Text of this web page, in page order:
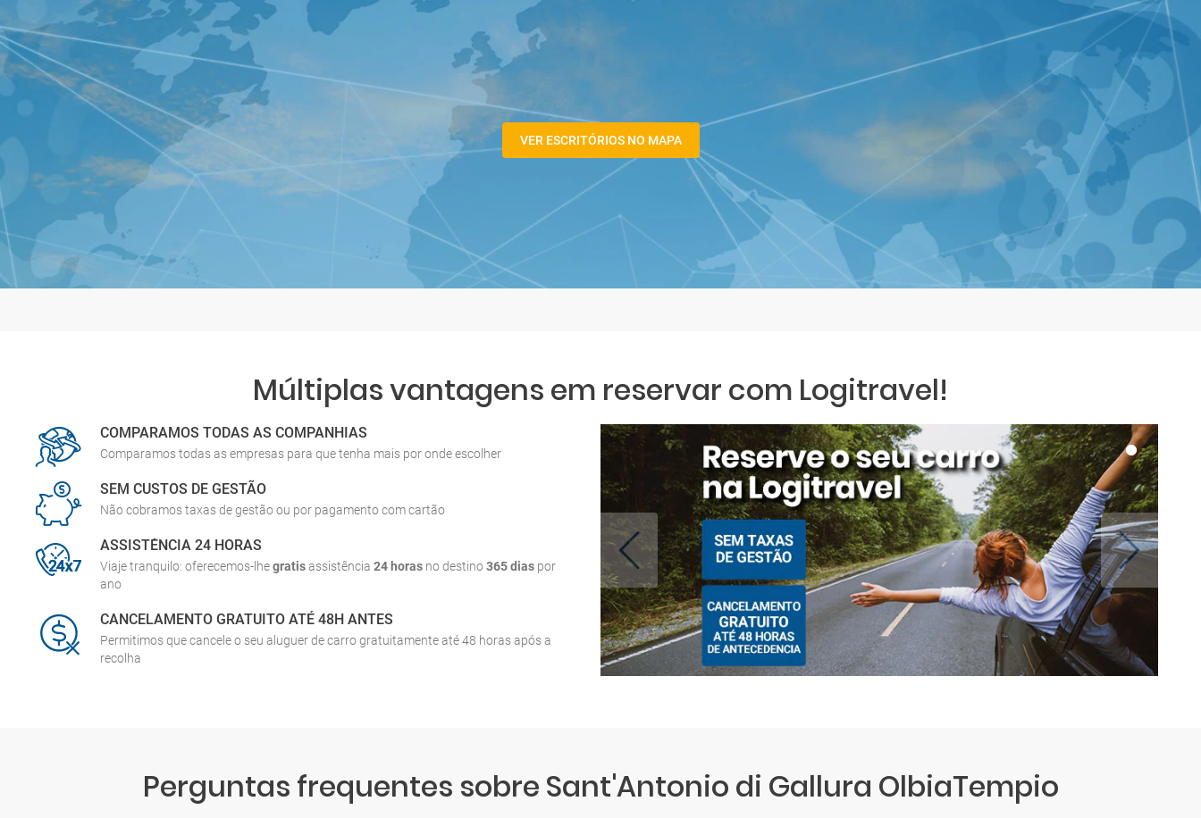
VER ESCRITÓRIOS NO MAPA
Múltiplas vantagens em reservar com Logitravel!
COMPARAMOS TODAS AS COMPANHIAS
Comparamos todas as empresas para que tenha mais por onde escolher
SEM CUSTOS DE GESTÃO
Não cobramos taxas de gestão ou por pagamento com cartão
ASSISTÊNCIA 24 HORAS
Viaje tranquilo: oferecemos-lhegratisassistência 24 horas no destino365 dias por
ano
CANCELAMENTO GRATUITO ATÉ 48H ANTES
Permitimos que cancele o seu aluguer de carro gratuitamente até 48 horas após a
recolha
Perguntas frequentes sobre Sant'Antonio di Gallura OlbiaTempio